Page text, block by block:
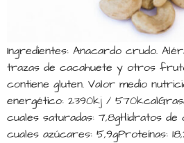
Ingredientes: Anacardo crudo.
trazas de cacahuete y otros
contiene gluten. Valor medio
energético: 2390kj /
cuales saturadas: 7,8gHidratos
cuales azúcares: 5,9gProteínas: